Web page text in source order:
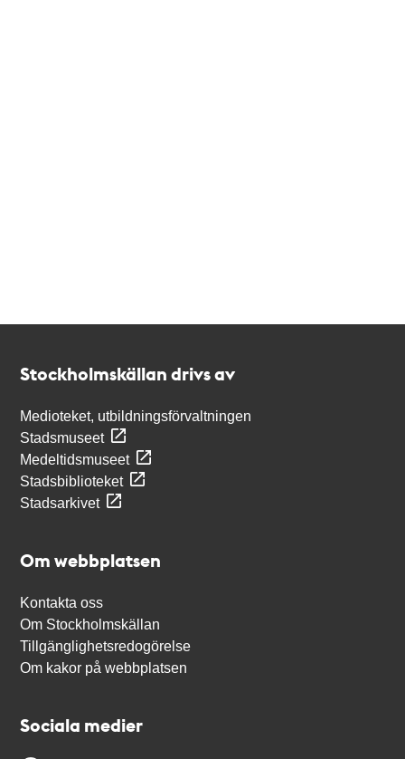
Stockholmskällan drivs av
Medioteket, utbildningsförvaltningen
Stadsmuseet
Medeltidsmuseet
Stadsbiblioteket
Stadsarkivet
Om webbplatsen
Kontakta oss
Om Stockholmskällan
Tillgänglighetsredogörelse
Om kakor på webbplatsen
Sociala medier